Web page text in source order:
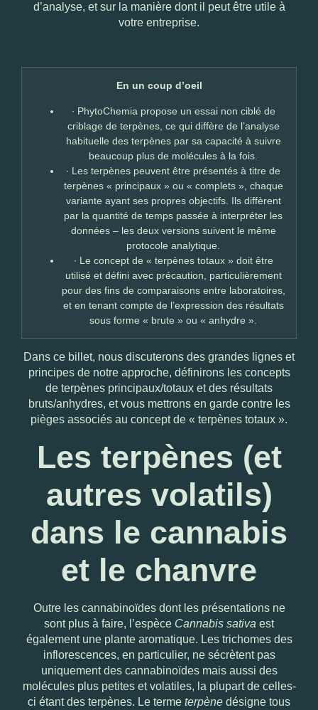
d’analyse, et sur la manière dont il peut être utile à
votre entreprise.
En un coup d’oeil
∙ PhytoChemia propose un essai non ciblé de
criblage de terpènes, ce qui diffère de l’analyse
habituelle des terpènes par sa capacité à suivre
beaucoup plus de molécules à la fois.
∙ Les terpènes peuvent être présentés à titre de
terpènes « principaux » ou « complets », chaque
variante ayant ses propres objectifs. Ils diffèrent
par la quantité de temps passée à interpréter les
données – les deux versions suivent le même
protocole analytique.
∙ Le concept de « terpènes totaux » doit être
utilisé et défini avec précaution, particulièrement
pour des fins de comparaisons entre laboratoires,
et en tenant compte de l’expression des résultats
sous forme « brute » ou « anhydre ».
Dans ce billet, nous discuterons des grandes lignes et
principes de notre approche, définirons les concepts
de terpènes principaux/totaux et des résultats
bruts/anhydres, et vous mettrons en garde contre les
pièges associés au concept de « terpènes totaux ».
Les terpènes (et
autres volatils)
dans le cannabis
et le chanvre
Outre les cannabinoïdes dont les présentations ne
sont plus à faire, l’espèce Cannabis sativa est
également une plante aromatique. Les trichomes des
inflorescences, en particulier, ne sécrètent pas
uniquement des cannabinoïdes mais aussi des
molécules plus petites et volatiles, la plupart de celles-
ci étant des terpènes. Le terme terpène désigne tous